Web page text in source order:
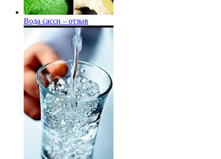
Вода сасси – отзыв